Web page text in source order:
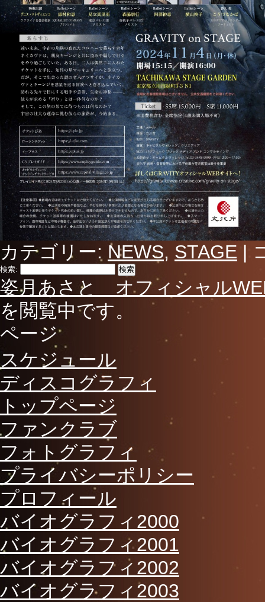
カテゴリー: NEWS, STAGE |
検索:
姿月あさと オフィシャル
を閲覧中です。
ページ
スケジュール
ディスコグラフィ
トップページ
ファンクラブ
フォトグラフィ
プライバシーポリシー
プロフィール
バイオグラフィ2000
バイオグラフィ2001
バイオグラフィ2002
バイオグラフィ2003